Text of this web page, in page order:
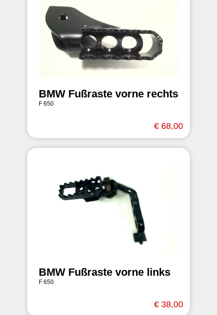
BMW Fußraste vorne rechts
F 650
€ 68,00
BMW Fußraste vorne links
F 650
€ 38,00